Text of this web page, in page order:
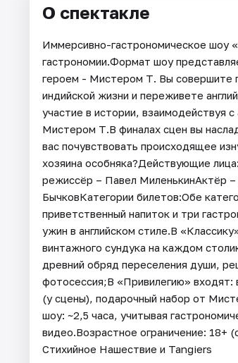
О спектакле
Иммерсивно-гастрономическое шоу
гастрономии.Формат шоу
героем - Мистером Т. Вы совершите
индийской жизни и переживете
участие в истории, взаимодействуя
Мистером Т.В финалах сцен вы
вас почувствовать происходящее
хозяина особняка?Действующие
режиссёр – Павел МиленькинАктёр
БычковКатегории билетов:Обе
приветственный напиток и три
ужин в английском стиле.В
винтажного сундука на каждом
древний обряд переселения души,
фотосессия;В «Привилегию» входят:
(у сцены), подарочный набор от
шоу: ~2,5 часа, учитывая
видео.Возрастное ограничение: 18+
Стихийное Нашествие и Tangiers